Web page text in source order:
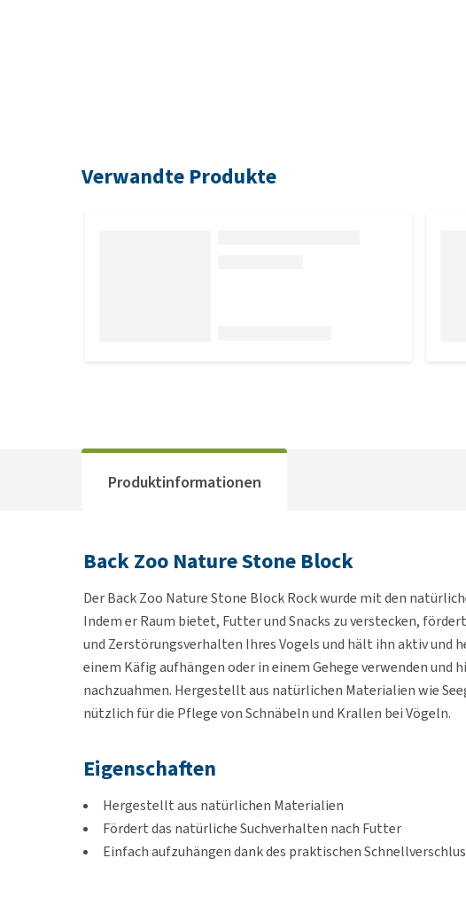
Verwandte Produkte
Produktinformationen
Back Zoo Nature Stone Block
Der Back Zoo Nature Stone Block Rock wurde mit den
Indem er Raum bietet, Futter und Snacks zu verstecken,
und Zerstörungsverhalten Ihres Vogels und hält ihn aktiv und
einem Käfig aufhängen oder in einem Gehege verwenden und
nachzuahmen. Hergestellt aus natürlichen Materialien wie
nützlich für die Pflege von Schnäbeln und Krallen bei Vögeln.
Eigenschaften
Hergestellt aus natürlichen Materialien
Fördert das natürliche Suchverhalten nach Futter
Einfach aufzuhängen dank des praktischen